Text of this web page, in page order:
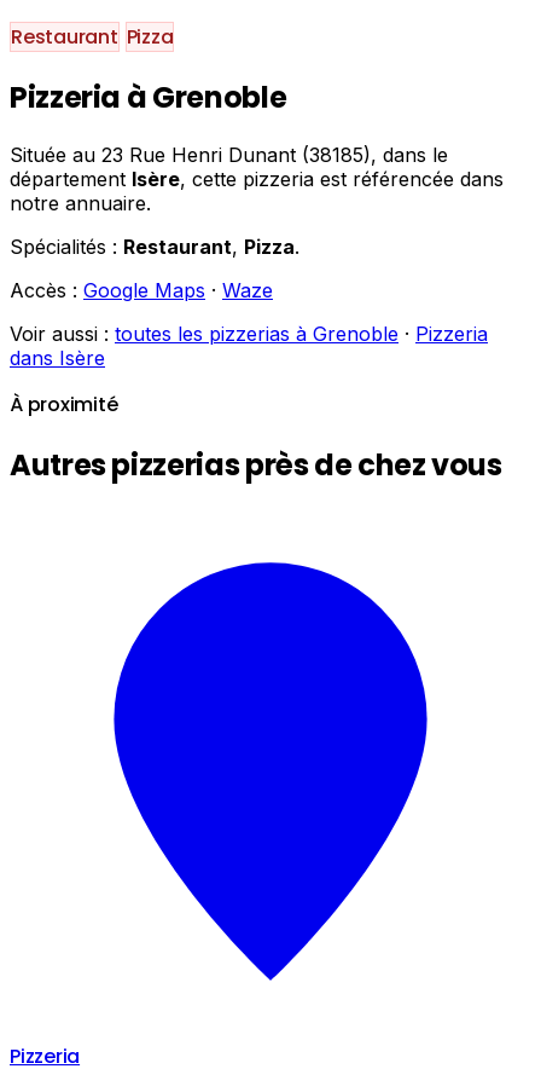
Restaurant Pizza
Pizzeria à Grenoble
Située au 23 Rue Henri Dunant (38185), dans le
département Isère, cette pizzeria est référencée dans
notre annuaire.
Spécialités : Restaurant, Pizza.
Accès : Google Maps · Waze
Voir aussi : toutes les pizzerias à Grenoble · Pizzeria
dans Isère
À proximité
Autres pizzerias près de chez vous
Pizzeria